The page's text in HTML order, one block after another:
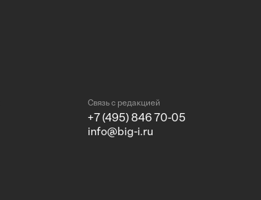
Связь с редакцией
+7 (495) 846 70-05
info@big-i.ru